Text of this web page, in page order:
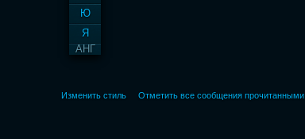
Ю
Я
АНГ
Изменить стиль Отметить все сообщения прочитанными